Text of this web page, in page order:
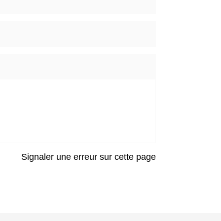
Signaler une erreur sur cette page